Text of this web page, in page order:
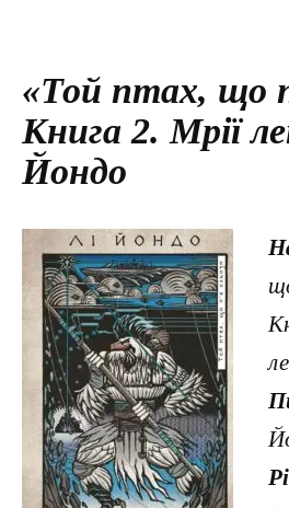
«Той птах, що
Книга 2. Мрії
Йондо